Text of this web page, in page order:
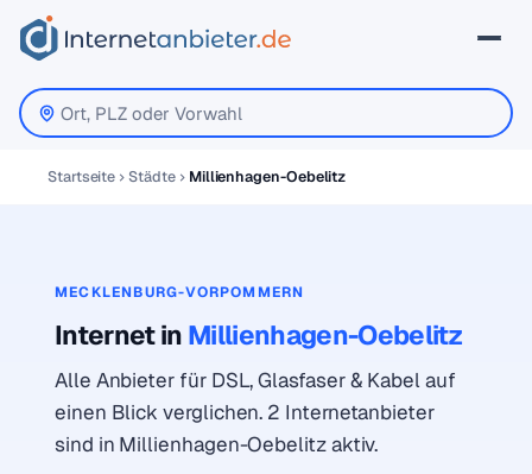
Startseite Städte Millienhagen-Oebelitz
MECKLENBURG-VORPOMMERN
Internet in Millienhagen-Oebelitz
Alle Anbieter für DSL, Glasfaser & Kabel auf
einen Blick verglichen. 2 Internetanbieter
sind in Millienhagen-Oebelitz aktiv.